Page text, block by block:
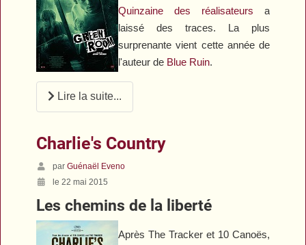
Quinzaine des réalisateurs a
laissé des traces. La plus
surprenante vient cette année de
l'auteur de Blue Ruin.
Lire la suite...
Charlie's Country
parGuénaël Eveno
le 22 mai 2015
Les chemins de la liberté
AprèsThe Tracker et 10 Canoës,